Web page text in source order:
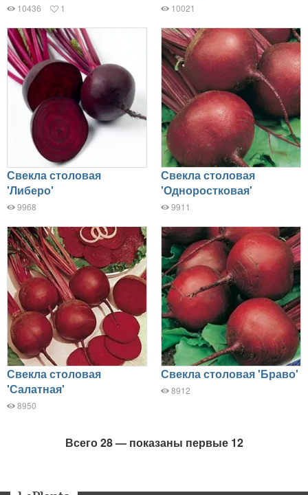
10436 1 10021
Свекла столовая
'Либеро'
9968
Свекла столовая
'Одноростковая'
9911
Свекла столовая
'Салатная'
8950
Свекла столовая 'Браво'
8912
Всего 28 — показаны первые 12